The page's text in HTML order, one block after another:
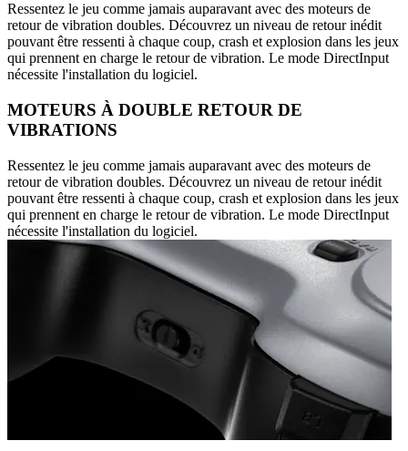
Ressentez le jeu comme jamais auparavant avec des moteurs de
retour de vibration doubles. Découvrez un niveau de retour inédit
pouvant être ressenti à chaque coup, crash et explosion dans les jeux
qui prennent en charge le retour de vibration. Le mode DirectInput
nécessite l'installation du logiciel.
MOTEURS À DOUBLE RETOUR DE
VIBRATIONS
Ressentez le jeu comme jamais auparavant avec des moteurs de
retour de vibration doubles. Découvrez un niveau de retour inédit
pouvant être ressenti à chaque coup, crash et explosion dans les jeux
qui prennent en charge le retour de vibration. Le mode DirectInput
nécessite l'installation du logiciel.